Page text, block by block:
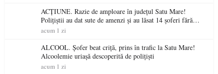
ACȚIUNE. Razie de amploare în județul Satu Mare!
Polițiștii au dat sute de amenzi și au lăsat 14 șoferi fără
permis într-o singură zi
acum 1 zi
ALCOOL. Șofer beat criță, prins în trafic la Satu Mare!
Alcoolemie uriașă descoperită de polițiști
acum 1 zi